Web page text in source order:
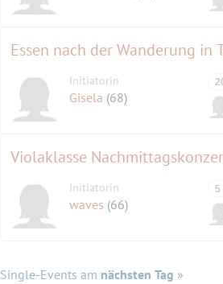
Essen nach der Wanderung in
Initiatorin
Gisela (68)
Violaklasse
Initiatorin
waves (66)
5
Single-Events am nächsten Tag »